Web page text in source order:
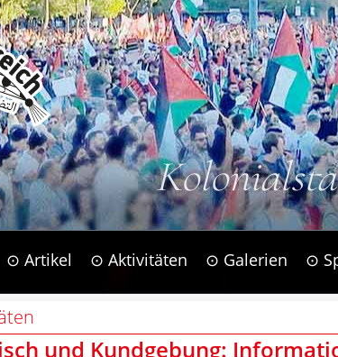
⊙ Artikel ⊙ Aktivitäten ⊙ Galerien ⊙
und Kundgebung: